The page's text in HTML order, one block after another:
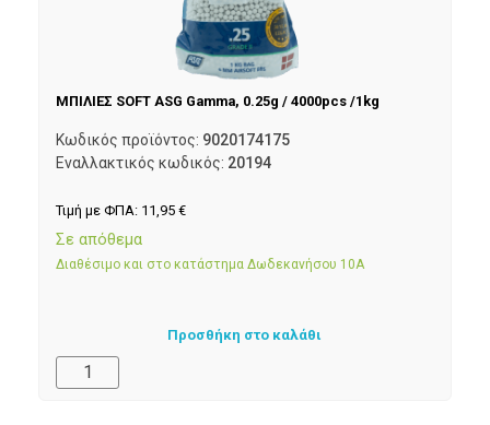
ΜΠΙΛΙΕΣ SOFT ASG Gamma, 0.25g / 4000pcs /1kg
Κωδικός προϊόντος: 9020174175
Εναλλακτικός κωδικός: 20194
Τιμή με ΦΠΑ: 11,95 €
Σε απόθεμα
Διαθέσιμο και στο κατάστημα Δωδεκανήσου 10Α
Προσθήκη στο καλάθι